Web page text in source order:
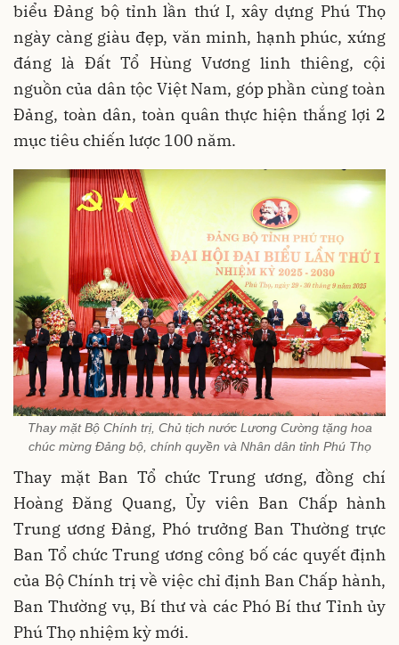
biểu Đảng bộ tỉnh lần thứ I, xây dựng Phú Thọ
ngày càng giàu đẹp, văn minh, hạnh phúc, xứng
đáng là Đất Tổ Hùng Vương linh thiêng, cội
nguồn của dân tộc Việt Nam, góp phần cùng toàn
Đảng, toàn dân, toàn quân thực hiện thắng lợi 2
mục tiêu chiến lược 100 năm.
Thay mặt Bộ Chính trị, Chủ tịch nước Lương Cường tặng hoa
chúc mừng Đảng bộ, chính quyền và Nhân dân tỉnh Phú Thọ
Thay mặt Ban Tổ chức Trung ương, đồng chí
Hoàng Đăng Quang, Ủy viên Ban Chấp hành
Trung ương Đảng, Phó trưởng Ban Thường trực
Ban Tổ chức Trung ương công bố các quyết định
của Bộ Chính trị về việc chỉ định Ban Chấp hành,
Ban Thường vụ, Bí thư và các Phó Bí thư Tỉnh ủy
Phú Thọ nhiệm kỳ mới.